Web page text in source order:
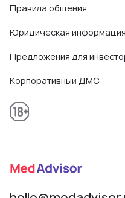
Правила общения
Юридическая информация
Предложения для
Корпоративный ДМС